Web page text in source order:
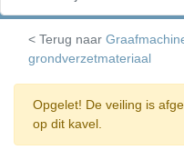
< Terug naar
grondverzetmateriaal
Opgelet! De veiling is
op dit kavel.